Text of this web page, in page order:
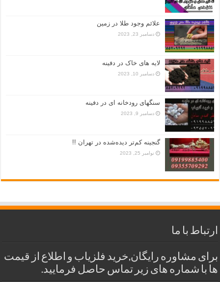
علائم وجود طلا در زمین
دسامبر 23, 2023
لایه های خاک در دفینه
دسامبر 10, 2023
سنگهای رودخانه ای در دفینه
دسامبر 9, 2023
گنجینه کم‌تر دیده‌شده در تهران !!
نوامبر 25, 2023
ارتباط با ما
برای مشاوره رایگان,خرید فلزیاب و اطلاع از قیمت
ها با شماره های زیر تماس حاصل فرمایید.